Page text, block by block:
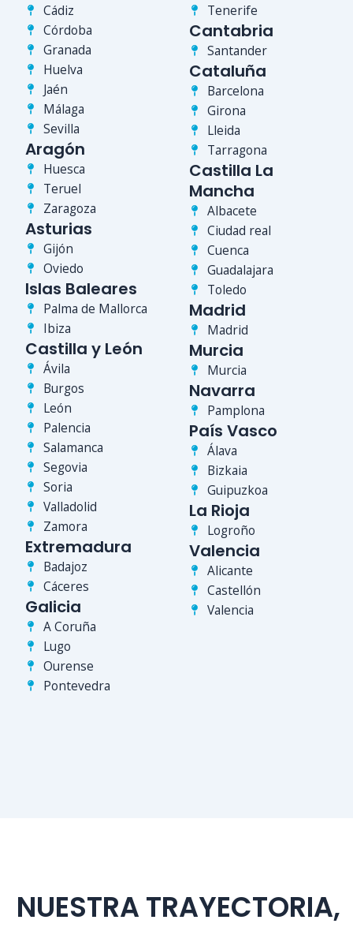
Cádiz
Córdoba
Granada
Huelva
Jaén
Málaga
Sevilla
Aragón
Huesca
Teruel
Zaragoza
Asturias
Gijón
Oviedo
Islas Baleares
Palma de Mallorca
Ibiza
Tenerife
Cantabria
Santander
Cataluña
Barcelona
Girona
Lleida
Tarragona
Castilla La
Mancha
Albacete
Ciudad real
Cuenca
Guadalajara
Toledo
Castilla y León
Ávila
Burgos
León
Palencia
Salamanca
Segovia
Soria
Valladolid
Zamora
Extremadura
Badajoz
Cáceres
Galicia
A Coruña
Lugo
Ourense
Pontevedra
Madrid
Madrid
Murcia
Murcia
Navarra
Pamplona
País Vasco
Álava
Bizkaia
Guipuzkoa
La Rioja
Logroño
Valencia
Alicante
Castellón
Valencia
NUESTRA TRAYECTORIA,